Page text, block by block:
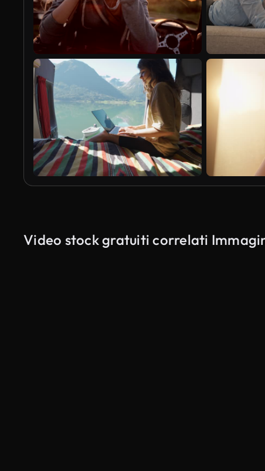
Video stock gratuiti correlati